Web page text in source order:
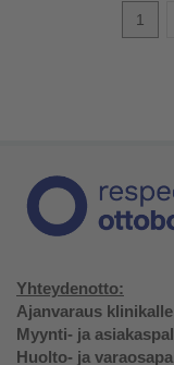
1
Yhteydenotto:
Ajanvaraus klinikalle
Myynti- ja
Huolto- ja